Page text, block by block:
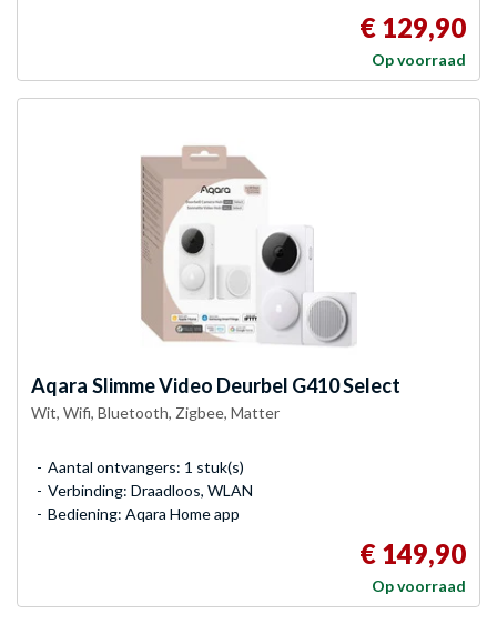
€ 129,90
Op voorraad
Aqara Slimme Video Deurbel G410 Select
Wit, Wifi, Bluetooth, Zigbee, Matter
Aantal ontvangers: 1 stuk(s)
Verbinding: Draadloos, WLAN
Bediening: Aqara Home app
€ 149,90
Op voorraad